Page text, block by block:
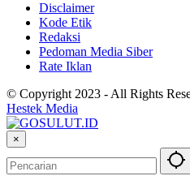
Disclaimer
Kode Etik
Redaksi
Pedoman Media Siber
Rate Iklan
© Copyright 2023 - All Rights
Hestek Media
×